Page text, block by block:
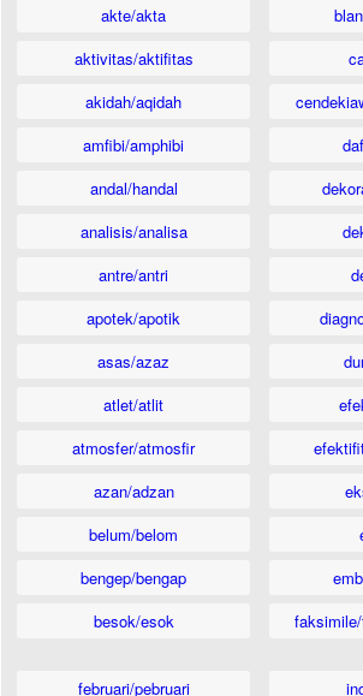
akte/akta
aktivitas/aktifitas
akidah/aqidah
amfibi/amphibi
andal/handal
analisis/analisa
antre/antri
apotek/apotik
asas/azaz
atlet/atlit
atmosfer/atmosfir
azan/adzan
belum/belom
bengep/bengap
besok/esok
februari/pebruari